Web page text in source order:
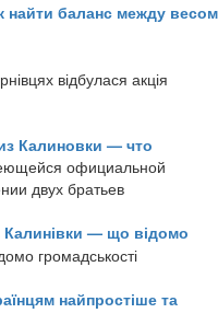
найти баланс между весом
відбулася акція
Калиновки — что
официальной
двух братьев
— що відомо
громадськості
найпростіше та